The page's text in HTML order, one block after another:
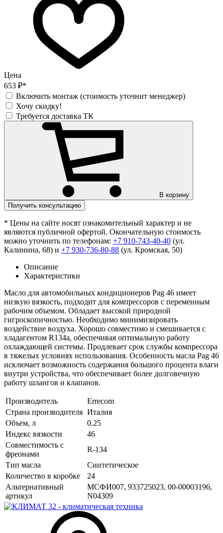
Цена
653 ₽*
Включить монтаж (стоимость уточнит менеджер)
Хочу скидку!
Требуется доставка ТК
В корзину
Получить консультацию
* Цены на сайте носят ознакомительный характер и не
являются публичной офертой. Окончательную стоимость
можно уточнить по телефонам: +7 910-743-40-40 (ул.
Калинина, 68) и +7 930-736-80-88 (ул. Кромская, 50)
Описание
Характеристики
Масло для автомобильных кондиционеров Pag 46 имеет
низкую вязкость, подходит для компрессоров с переменным
рабочим объемом. Обладает высокой природной
гигроскопичностью. Необходимо минимизировать
воздействие воздуха. Хорошо совместимо и смешивается с
хладагентом R134a, обеспечивая оптимальную работу
охлаждающей системы. Продлевает срок службы компрессора
в тяжелых условиях использования. Особенность масла Pag 46
исключает возможность содержания большого процента влаги
внутри устройства, что обеспечивает более долговечную
работу шлангов и клапанов.
Производитель
Errecom
Страна производителя Италия
Объем, л
0.25
Индекс вязкости
46
Совместимость с
фреонами
R-134
Тип масла
Синтетическое
Количество в коробке
24
Альтернативный
артикул
МСФИ007, 933725023, 00-00003196,
N04309